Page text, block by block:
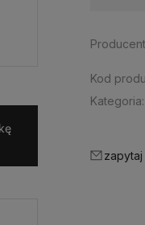
Kod
Kategoria: